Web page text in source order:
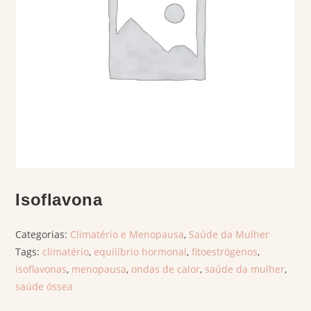
Isoflavona
Categorias: Climatério e Menopausa, Saúde da Mulher
Tags: climatério, equilíbrio hormonal,fitoestrógenos,
isoflavonas, menopausa, ondas de calor, saúde da mulher,
saúde óssea